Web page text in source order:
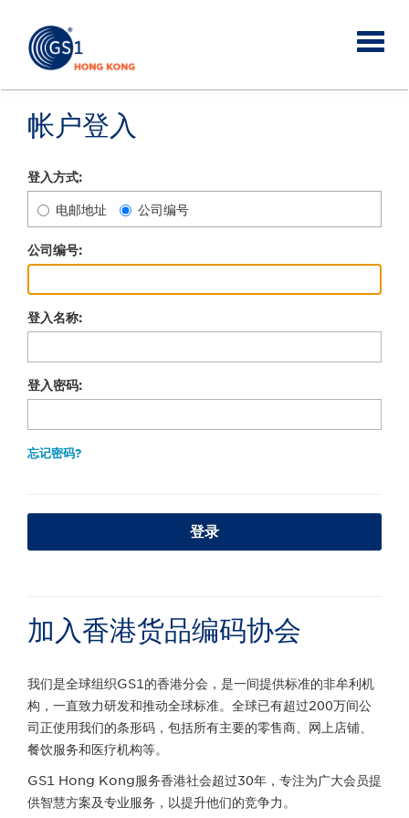
帐户登入
登入方式:
电邮地址 公司编号
公司编号:
登入名称:
登入密码:
忘记密码?
登录
加入香港货品编码协会
我们是全球组织GS1的香港分会，是一间提供标准的非牟利机
构，一直致力研发和推动全球标准。全球已有超过200万间公
司正使用我们的条形码，包括所有主要的零售商、网上店铺、
餐饮服务和医疗机构等。
GS1 Hong Kong服务香港社会超过30年，专注为广大会员提
供智慧方案及专业服务，以提升他们的竞争力。